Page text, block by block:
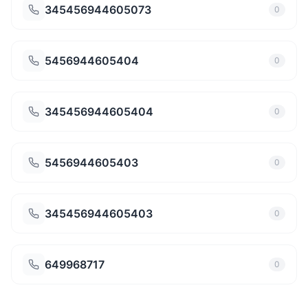
345456944605073 0
5456944605404 0
345456944605404 0
5456944605403 0
345456944605403 0
649968717 0